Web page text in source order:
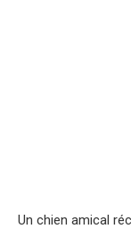
Un chien amical